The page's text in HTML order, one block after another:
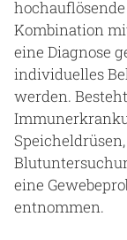
Kombination
eine Diagnose
individuelles
werden.
eine
entnommen.